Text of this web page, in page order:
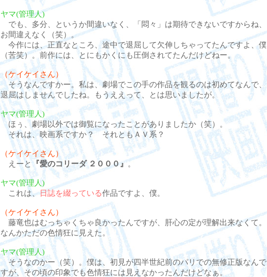
ヤマ(管理人)
でも、多分、というか間違いなく、「悶々」は期待できないですからね、
お間違えなく（笑）。
今作には、正直なところ、途中で退屈して欠伸しちゃってたんですよ、僕
（苦笑）。前作には、とにもかくにも圧倒されてたんだけどねー。
（ケイケイさん）
そうなんですかー。私は、劇場でこの手の作品を観るのは初めてなんで、
退屈はしませんでしたね。もうええって、とは思いましたが。
ヤマ(管理人)
ほぅ、劇場以外では御覧になったことがありましたか（笑）。
それは、映画系ですか？ それともＡＶ系？
（ケイケイさん）
えーと『愛のコリーダ ２０００』。
ヤマ(管理人)
これは、日誌を綴っている作品ですよ、僕。
（ケイケイさん）
藤竜也はむっちゃくちゃ良かったんですが、肝心の定が理解出来なくて。
なんかただの色情狂に見えた。
ヤマ(管理人)
そうなのかー（笑）。僕は、初見が四半世紀前のパリでの無修正版なんで
すが、その頃の印象でも色情狂には見えなかったんだけどなぁ。